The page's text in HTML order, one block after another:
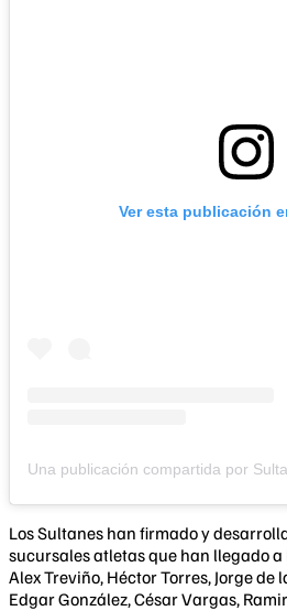
Ver esta publicación
Los Sultanes han firmado y
sucursales atletas que han llegado
Alex Treviño, Héctor Torres, Jorge de
Edgar González, César Vargas,